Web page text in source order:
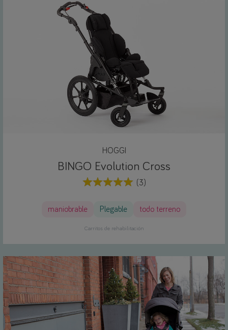
HOGGI
BINGO Evolution Cross
(3)
maniobrable Plegable todo terreno
Carritos de rehabilitación